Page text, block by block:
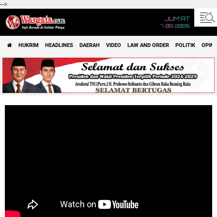
-->
JUM'AT
7 08 2026
HUKRIM HEADLINES DAERAH VIDEO LAW AND ORDER POLITIK OPINI